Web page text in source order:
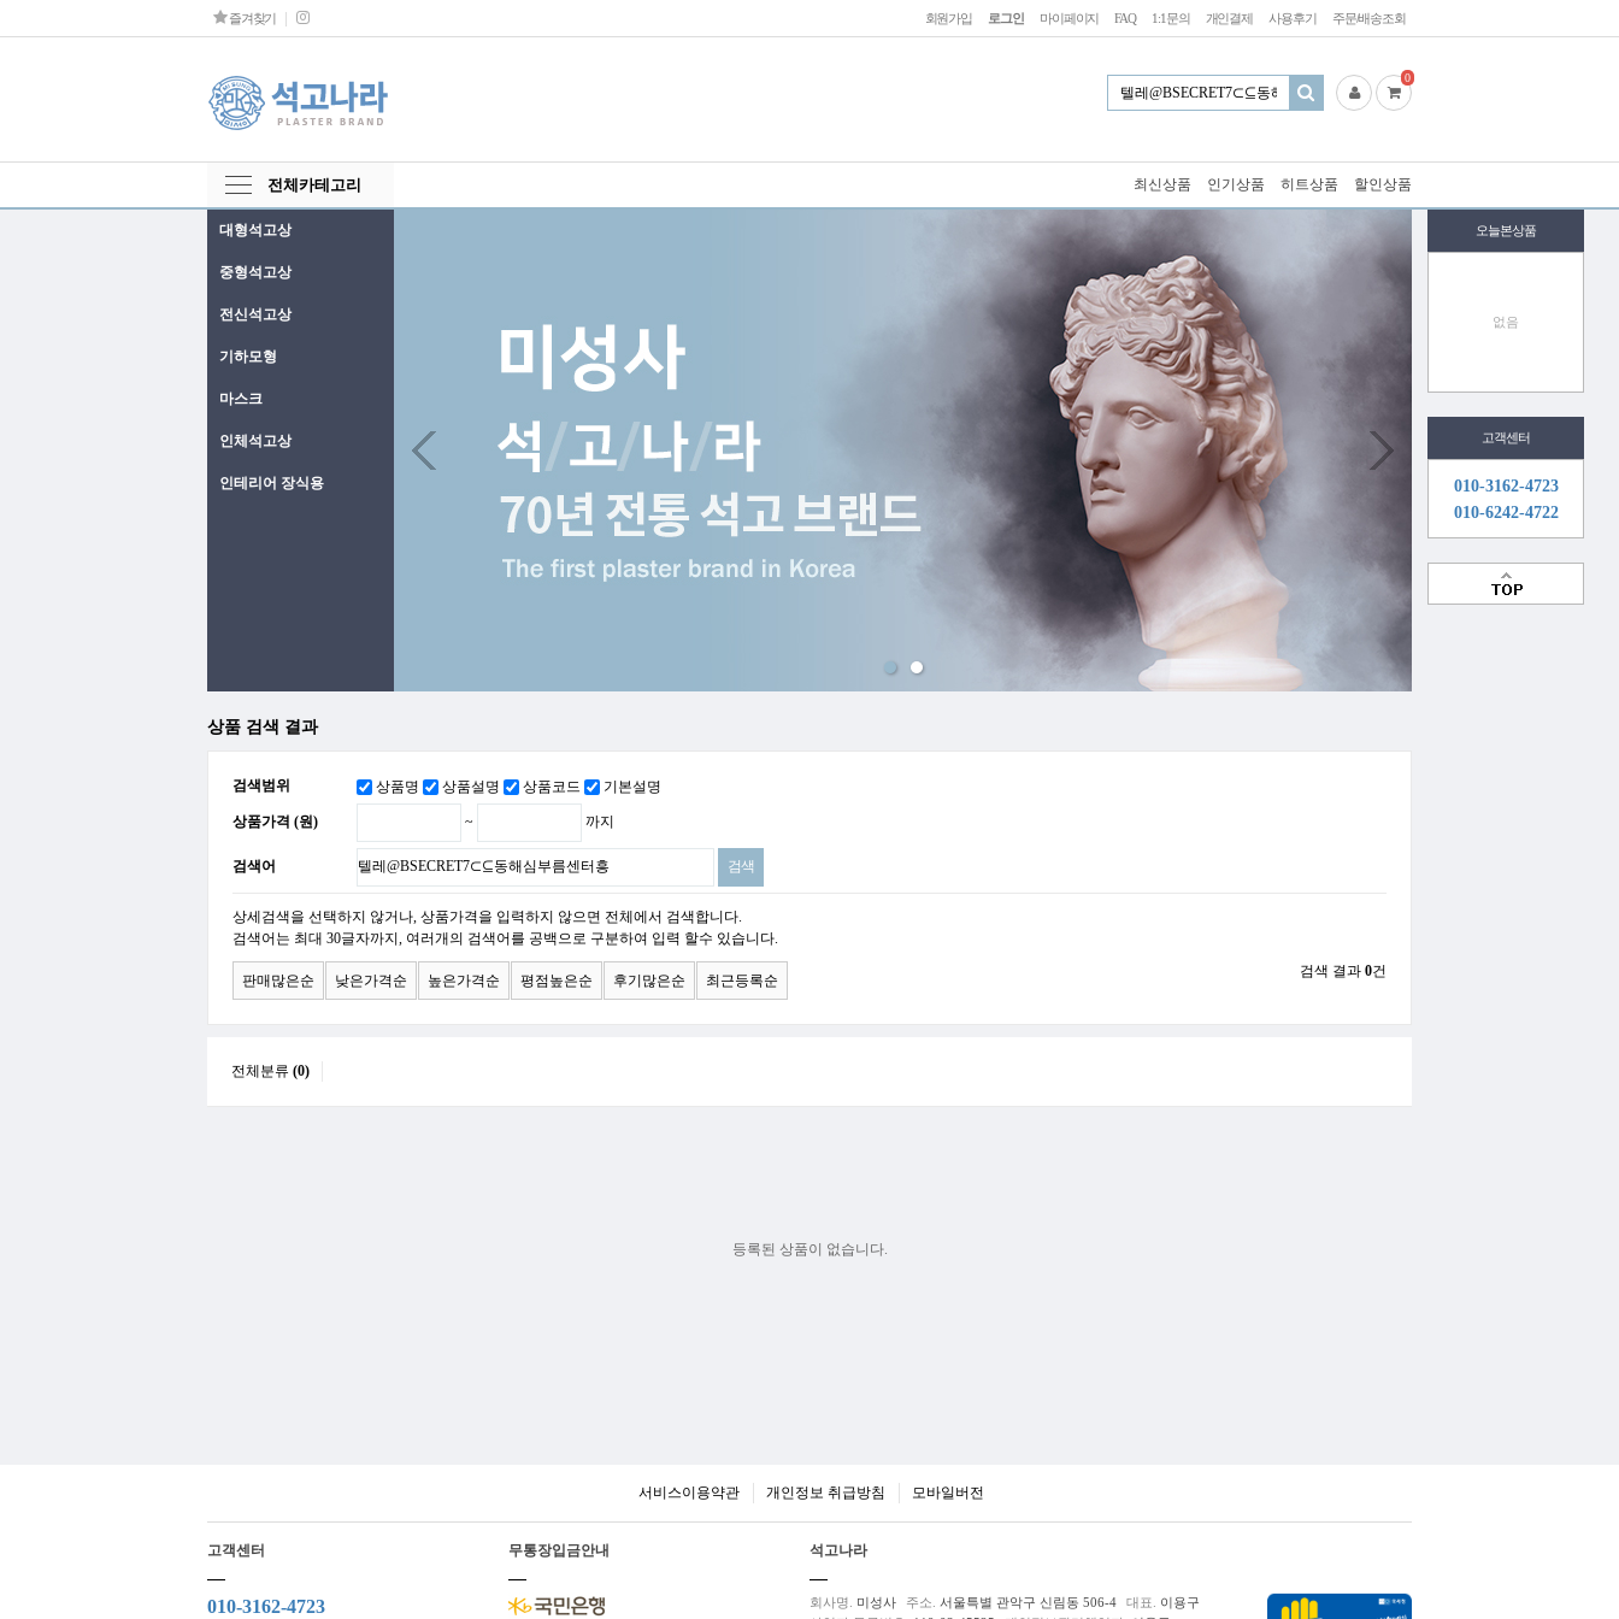
회원가입 로그인 마이페이지 FAQ 1:1문의 개인결제 사용후기 주문/배송조회
즐겨찾기
0
전체카테고리 최신상품 인기상품 히트상품 할인상품
오늘본상품
없음
고객센터
010-3162-4723
010-6242-4722
대형석고상
중형석고상
전신석고상
기하모형
마스크
인체석고상
인테리어 장식용
상품 검색 결과
검색범위 상품명 상품설명 상품코드 기본설명
상품가격 (원) ~ 까지
검색어
상세검색을 선택하지 않거나, 상품가격을 입력하지 않으면 전체에서 검색합니다.
검색어는 최대 30글자까지, 여러개의 검색어를 공백으로 구분하여 입력 할수 있습니다.
판매많은순 낮은가격순 높은가격순 평점높은순 후기많은순 최근등록순
검색 결과 0건
전체분류 (0)
등록된 상품이 없습니다.
서비스이용약관 개인정보 취급방침 모바일버전
고객센터
010-3162-4723
무통장입금안내 석고나라
회사명. 미성사 주소. 서울특별 관악구 신림동 506-4 대표. 이용구